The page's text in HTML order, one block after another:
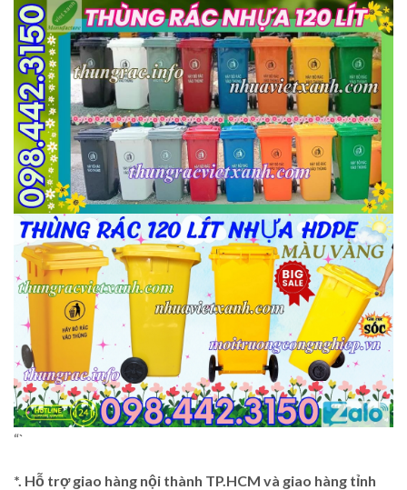
“`
*. Hỗ trợ giao hàng nội thành TP.HCM và giao hàng tỉnh